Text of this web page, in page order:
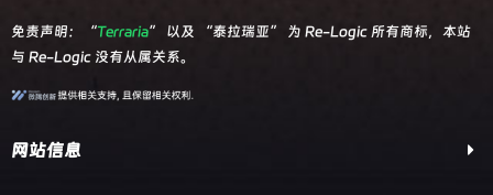
免责声明：“Terraria” 以及 “泰拉瑞亚” 为 Re-Logic 所有商标，本站
与 Re-Logic 没有从属关系。
网站信息